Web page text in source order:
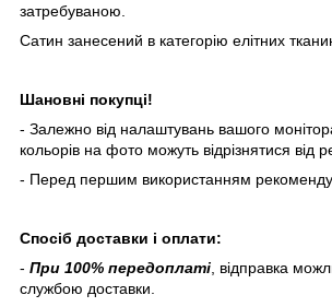
затребуваною.
Сатин занесений в категорію елітних
Шановні покупці!
- Залежно від налаштувань вашого
кольорів на фото можуть відрізнятися від
- Перед першим використанням
Спосіб доставки і оплати:
- При 100% передоплаті , відправка
службою доставки.